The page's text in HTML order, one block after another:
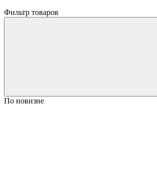
Фильтр товаров
По новизне